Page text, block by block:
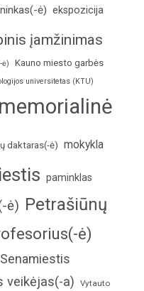
ė) ekspozicija
įamžinimas
ė)
Kauno miesto garbės
universitetas (KTU)
memorialinė
daktaras(-ė) mokykla
paminklas
ė) Petrašiūnų
ė)
Senamiestis
veikėjas(-a) Vytauto